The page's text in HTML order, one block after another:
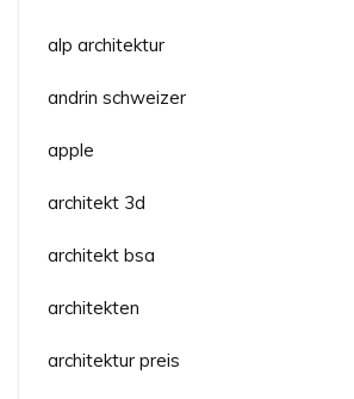
alp architektur
andrin schweizer
apple
architekt 3d
architekt bsa
architekten
architektur preis